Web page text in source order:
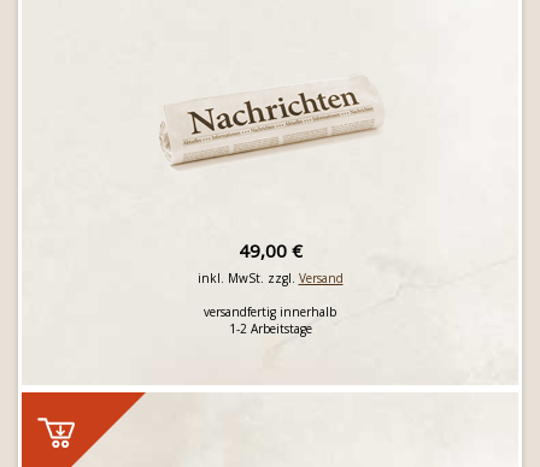
49,00 €
inkl. MwSt. zzgl. Versand
versandfertig innerhalb
1-2 Arbeitstage